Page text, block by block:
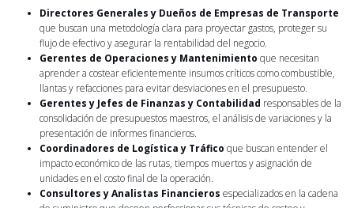
Directores Generales y Dueños de Empresas de Transporte
que buscan una metodología clara para proyectar gastos, proteger su
flujo de efectivo y asegurar la rentabilidad del negocio.
Gerentes de Operaciones y Mantenimiento que necesitan
aprender a costear eficientemente insumos críticos como combustible,
llantas y refacciones para evitar desviaciones en el presupuesto.
Gerentes y Jefes de Finanzas y Contabilidad responsables de la
consolidación de presupuestos maestros, el análisis de variaciones y la
presentación de informes financieros.
Coordinadores de Logística y Tráfico que buscan entender el
impacto económico de las rutas, tiempos muertos y asignación de
unidades en el costo final de la operación.
Consultores y Analistas Financieros especializados en la cadena